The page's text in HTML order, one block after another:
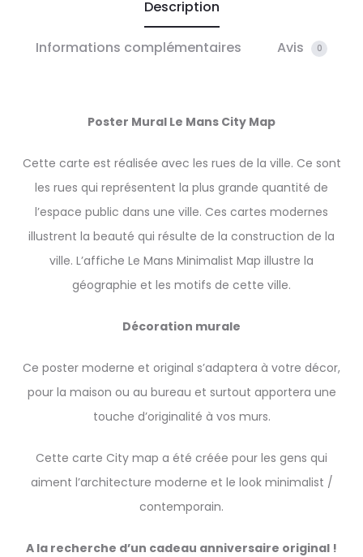
Description
Informations complémentaires Avis 0
Poster Mural Le Mans City Map
Cette carte est réalisée avec les rues de la ville. Ce sont
les rues qui représentent la plus grande quantité de
l’espace public dans une ville. Ces cartes modernes
illustrent la beauté qui résulte de la construction de la
ville. L’affiche Le Mans Minimalist Map illustre la
géographie et les motifs de cette ville.
Décoration murale
Ce poster moderne et original s’adaptera à votre décor,
pour la maison ou au bureau et surtout apportera une
touche d’originalité à vos murs.
Cette carte City map a été créée pour les gens qui
aiment l’architecture moderne et le look minimalist /
contemporain.
A la recherche d’un cadeau anniversaire original !